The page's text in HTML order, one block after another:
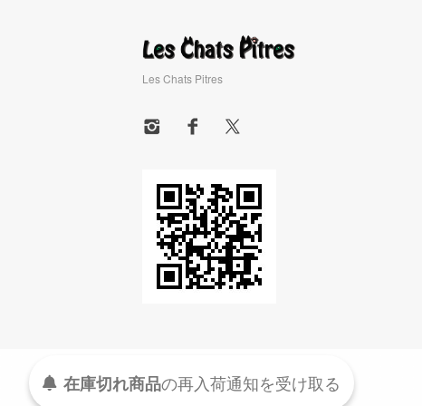
Les Chats Pitres
在庫切れ商品の再入荷通知を受け取る